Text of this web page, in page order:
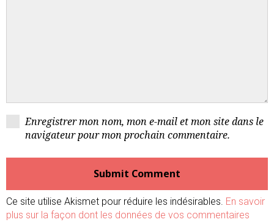
Enregistrer mon nom, mon e-mail et mon site dans le
navigateur pour mon prochain commentaire.
Ce site utilise Akismet pour réduire les indésirables. En savoir
plus sur la façon dont les données de vos commentaires